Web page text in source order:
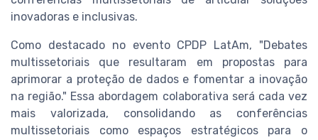
inovadoras e inclusivas.
Como destacado no evento CPDP LatAm, "Debates
multissetoriais que resultaram em propostas para
aprimorar a proteção de dados e fomentar a inovação
na região." Essa abordagem colaborativa será cada vez
mais valorizada, consolidando as conferências
multissetoriais como espaços estratégicos para o